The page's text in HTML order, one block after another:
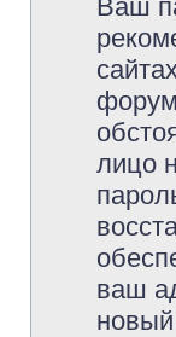
Ваш
лицо
ваш